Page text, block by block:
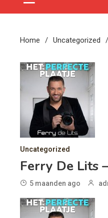
Home Uncategorized
Uncategorized
Ferry De Lits
5 maanden ago